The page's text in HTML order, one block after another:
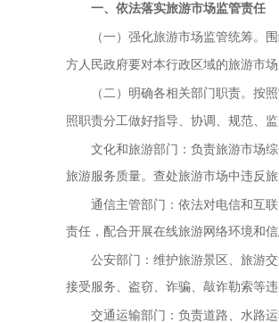
一、依法落实旅游市场监管责任
（一）强化旅游市场监管统筹。
方人民政府要对本行政区域的旅游市
（二）明确各相关部门职责。 按
照职责分工做好指导、协调、规范、
文化和旅游部门：负责旅游市场
旅游服务质量。查处旅游市场中违反
通信主管部门：依法对电信和互
责任，配合开展在线旅游网络环境和
公安部门：维护旅游景区、旅游
接受服务、盗窃、诈骗、敲诈勒索等
交通运输部门：负责道路、水路